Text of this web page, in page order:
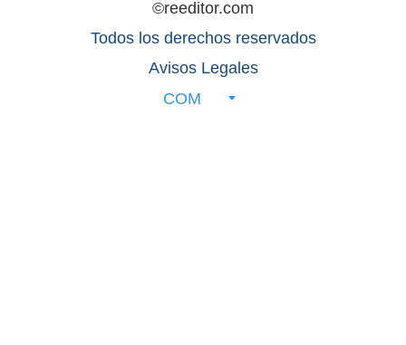
©reeditor.com
Todos los derechos reservados
Avisos Legales